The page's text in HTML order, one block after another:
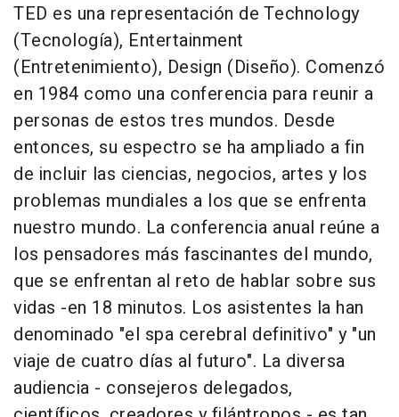
TED es una representación de Technology
(Tecnología), Entertainment
(Entretenimiento), Design (Diseño). Comenzó
en 1984 como una conferencia para reunir a
personas de estos tres mundos. Desde
entonces, su espectro se ha ampliado a fin
de incluir las ciencias, negocios, artes y los
problemas mundiales a los que se enfrenta
nuestro mundo. La conferencia anual reúne a
los pensadores más fascinantes del mundo,
que se enfrentan al reto de hablar sobre sus
vidas -en 18 minutos. Los asistentes la han
denominado "el spa cerebral definitivo" y "un
viaje de cuatro días al futuro". La diversa
audiencia - consejeros delegados,